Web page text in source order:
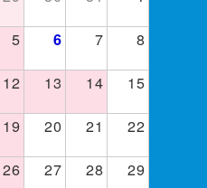
5 6 7
8
12 13 14
15
19 20 21
22
26 27 28
29